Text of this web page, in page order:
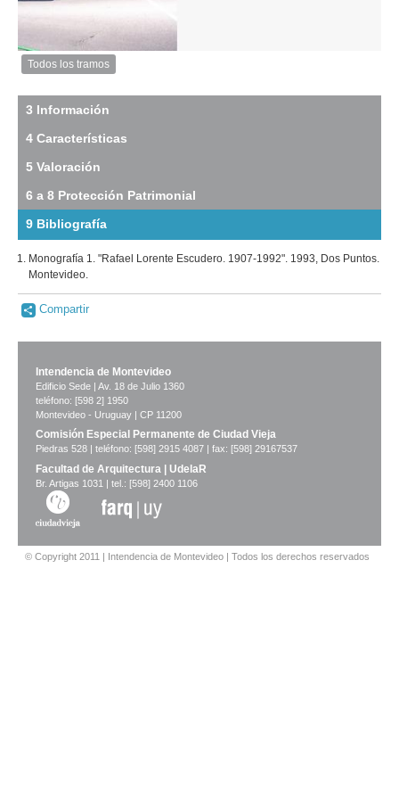
Inventario 2010
Esquina, calle Florida y San José
Descarga tamaño original
Anterior Pausa Siguiente
Imagen
tramo:
Independencia
6)
tamaño
original
Todos los tramos
Imagen del tramo:
Anterior Pausa Siguiente
3 Información
4 Características
5 Valoración
6 a 8 Protección Patrimonial
9 Bibliografía
Monografía 1. "Rafael Lorente Escudero. 1907-1992". 1993, Dos Puntos.
Montevideo.
Compartir
Intendencia de Montevideo
Edificio Sede | Av. 18 de Julio 1360
teléfono: [598 2] 1950
Montevideo - Uruguay | CP 11200
Comisión Especial Permanente de Ciudad Vieja
Piedras 528 | teléfono: [598] 2915 4087 | fax: [598] 29167537
Facultad de Arquitectura | UdelaR
Br. Artigas 1031 | tel.: [598] 2400 1106
© Copyright 2011 | Intendencia de Montevideo | Todos los derechos reservados